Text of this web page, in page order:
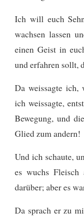
Ich will euch
wachsen lassen
einen Geist in
und erfahren sollt,
Da weissagte
ich weissagte,
Bewegung, und
Glied zum andern!
Und ich schaute,
es wuchs
darüber; aber es
Da sprach er zu